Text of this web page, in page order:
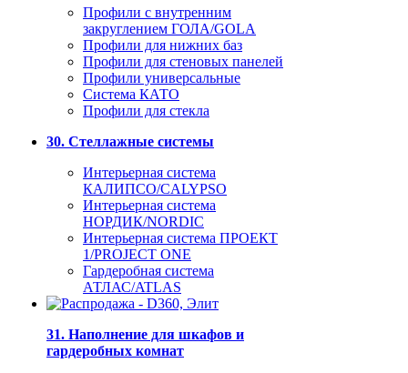
Профили с внутренним
закруглением ГОЛА/GOLA
Профили для нижних баз
Профили для стеновых панелей
Профили универсальные
Система КАТО
Профили для стекла
30. Стеллажные системы
Интерьерная система
КАЛИПСО/CALYPSO
Интерьерная система
НОРДИК/NORDIC
Интерьерная система ПРОЕКТ
1/PROJECT ONE
Гардеробная система
АТЛАС/ATLAS
31. Наполнение для шкафов и
гардеробных комнат